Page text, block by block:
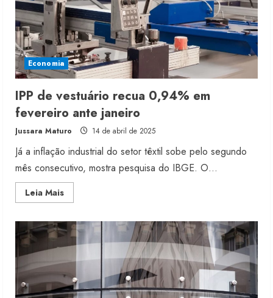
Economia
IPP de vestuário recua 0,94% em
fevereiro ante janeiro
Jussara Maturo 14 de abril de 2025
Já a inflação industrial do setor têxtil sobe pelo segundo
mês consecutivo, mostra pesquisa do IBGE. O...
Leia MaisRead
more
de
vestuário
recua
em
fevereiro
ante
janeiro